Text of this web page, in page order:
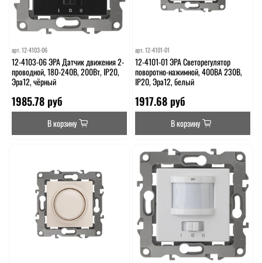
арт.12-4103-06
12-4103-06 ЭРА Датчик движения 2-
проводной, 180-240В, 200Вт, IP20,
Эра12, чёрный
1985.78 руб
В корзину
арт. 12-4101-01
12-4101-01 ЭРА Светорегулятор
поворотно-нажимной, 400ВА 230В,
IP20, Эра12, белый
1917.68 руб
В корзину